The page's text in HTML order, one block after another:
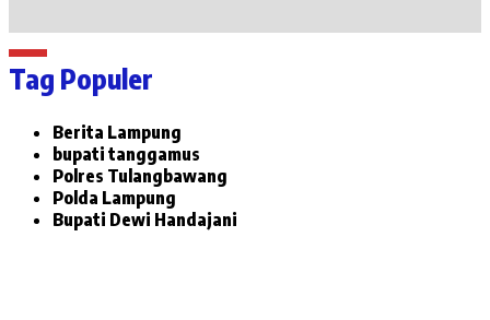
Tag Populer
Berita Lampung
bupati tanggamus
Polres Tulangbawang
Polda Lampung
Bupati Dewi Handajani